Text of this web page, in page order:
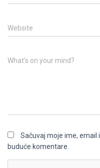
Website
What's on your mind?
Sačuvaj moje ime, email
buduće komentare.